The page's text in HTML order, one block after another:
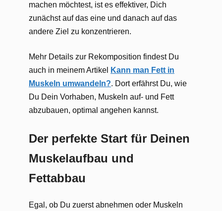
machen möchtest, ist es effektiver, Dich
zunächst auf das eine und danach auf das
andere Ziel zu konzentrieren.
Mehr Details zur Rekomposition findest Du
auch in meinem Artikel
Kann man Fett in
Muskeln umwandeln?. Dort erfährst Du, wie
Du Dein Vorhaben, Muskeln auf- und Fett
abzubauen, optimal angehen kannst.
Der perfekte Start für Deinen
Muskelaufbau und
Fettabbau
Egal, ob Du zuerst abnehmen oder Muskeln